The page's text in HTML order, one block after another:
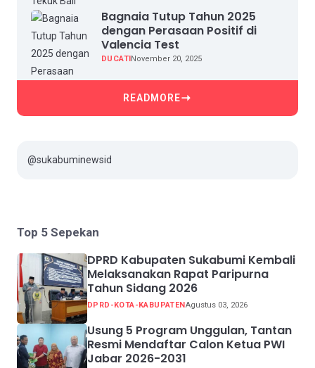
Bagnaia Tutup Tahun 2025
dengan Perasaan Positif di
Valencia Test
DUCATI November 20, 2025
READMORE
@sukabuminewsid
Top 5 Sepekan
DPRD Kabupaten Sukabumi Kembali
Melaksanakan Rapat Paripurna
Tahun Sidang 2026
DPRD-KOTA-KABUPATEN Agustus 03, 2026
Usung 5 Program Unggulan, Tantan
Resmi Mendaftar Calon Ketua PWI
Jabar 2026-2031